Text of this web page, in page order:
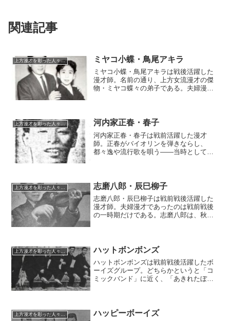
関連記事
上方漫才を彩った人々（仮） ミヤコ小蝶・鳥尾アキラ
ミヤコ小蝶・鳥尾アキラは戦後活躍した
漫才師。名前の通り、上方女流漫才の傑
物・ミヤコ蝶々の弟子である。夫婦漫才
「ミヤココチョマキ」と綽名された。
上方漫才を彩った人々（仮） 河内家正春・春子
河内家正春・春子は戦前活躍した漫才
師。正春がバイオリンを弾きならし、
都々逸や流行歌を唄う――当時としては
てんてんにされるなど――逸話も多い。
上方漫才を彩った人々（仮） 志磨八郎・辰巳柳子
志磨八郎・辰巳柳子は戦前戦後活躍した
漫才師。夫婦漫才であったのは戦前戦後
の一時期だけである。志磨八郎は、秋田
上方漫才を彩った人々（仮） ハットボンボンズ
ハットボンボンズは戦前戦後活躍したボ
ーイズグループ。どちらかというと「コ
ミックバンド」に近く、「あきれたぼう
アルバムに参加した。
上方漫才を彩った人々（仮） ハッピーボーイズ